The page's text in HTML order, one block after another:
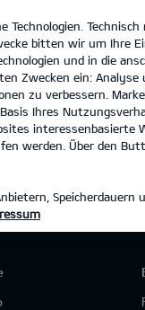
Technologien.
bitten wir um Ihre
und in die
Zwecken ein:
zu verbessern.
Ihres
interessenbasierte
werden. Über den
Speicherdauern